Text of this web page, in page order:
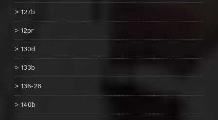
127b
12pr
130d
133b
136-28
140b